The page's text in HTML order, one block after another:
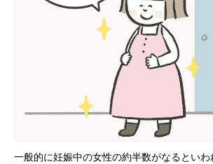
一般的に妊娠中の女性の約半数がなるとい